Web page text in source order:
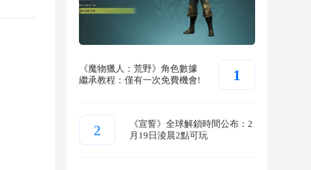
1
《魔物獵人：荒野》角色數據
繼承教程：僅有一次免費機會!
2
《宣誓》全球解鎖時間公布：2
月19日淩晨2點可玩